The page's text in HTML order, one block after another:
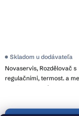
Novaservis, Rozdělovač s
regulačními, termost. a
ventily 9 okruhů, RZ09S
Skladom u dodávateľa